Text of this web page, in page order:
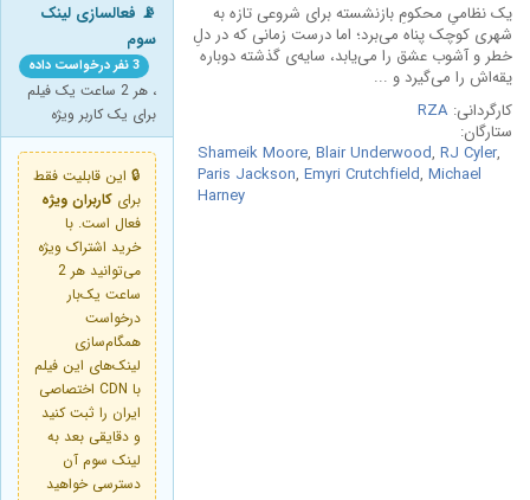
یک نظامیِ محکومِ بازنشسته برای شروعی تازه به
شهری کوچک پناه می‌برد؛ اما درست زمانی که در دلِ
خطر و آشوب عشق را می‌یابد، سایه‌ی گذشته دوباره
یقه‌اش را می‌گیرد و ...
کارگردانی: RZA
ستارگان:
Shameik Moore ,Blair Underwood ,RJ Cyler
Paris Jackson ,Emyri Crutchfield ,Michael
Harney
📡 فعالسازی لینک
سوم
3 نفر درخواست داده
، هر 2 ساعت یک فیلم
برای یک کاربر ویژه
🔒 این قابلیت فقط
برای کاربران ویژه
فعال است. با
خرید اشتراک ویژه
می‌توانید هر 2
ساعت یک‌بار
درخواست
همگام‌سازی
لینک‌های این فیلم
با CDN اختصاصی
ایران را ثبت کنید
و دقایقی بعد به
لینک سوم آن
دسترسی خواهید